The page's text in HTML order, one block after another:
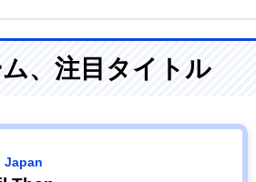
、注目タイトル
Japan